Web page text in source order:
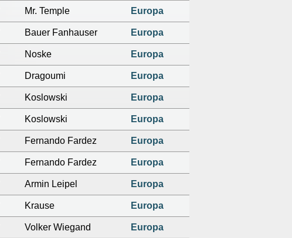
Mr. Temple Europa
Bauer Fanhauser Europa
Noske Europa
Dragoumi Europa
Koslowski Europa
Koslowski Europa
Fernando Fardez Europa
Fernando Fardez Europa
Armin Leipel Europa
Krause Europa
Volker Wiegand
Europa